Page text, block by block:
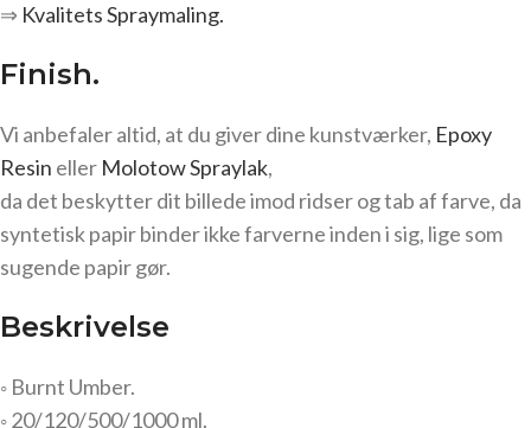
⇒ Kvalitets Spraymaling.
Finish.
Vi anbefaler altid, at du giver dine kunstværker, Epoxy
Resin eller Molotow Spraylak,
da det beskytter dit billede imod ridser og tab af farve, da
syntetisk papir binder ikke farverne inden i sig, lige som
sugende papir gør.
Beskrivelse
◦ Burnt Umber.
◦ 20/120/500/1000 ml.